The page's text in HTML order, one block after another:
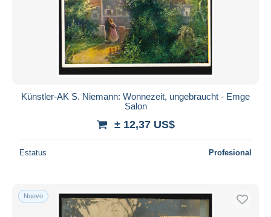
Künstler-AK S. Niemann: Wonnezeit, ungebraucht - Emge
Salon
± 12,37 US$
Estatus Profesional
Nuevo